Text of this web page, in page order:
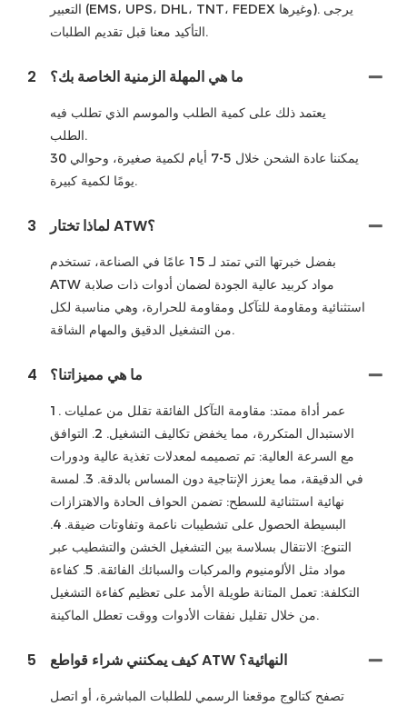
التعبير (EMS، UPS، DHL، TNT، FEDEX وغيرها). يرجى
التأكيد معنا قبل تقديم الطلبات.
2 ما هي المهلة الزمنية الخاصة بك؟
يعتمد ذلك على كمية الطلب والموسم الذي تطلب فيه
الطلب.
يمكننا عادة الشحن خلال 5-7 أيام لكمية صغيرة، وحوالي 30
يومًا لكمية كبيرة.
3 لماذا تختار ATW؟
بفضل خبرتها التي تمتد لـ 15 عامًا في الصناعة، تستخدم
ATW مواد كربيد عالية الجودة لضمان أدوات ذات صلابة
استثنائية ومقاومة للتآكل ومقاومة للحرارة، وهي مناسبة لكل
من التشغيل الدقيق والمهام الشاقة.
4 ما هي مميزاتنا؟
1. عمر أداة ممتد: مقاومة التآكل الفائقة تقلل من عمليات
الاستبدال المتكررة، مما يخفض تكاليف التشغيل. 2. التوافق
مع السرعة العالية: تم تصميمه لمعدلات تغذية عالية ودورات
في الدقيقة، مما يعزز الإنتاجية دون المساس بالدقة. 3. لمسة
نهائية استثنائية للسطح: تضمن الحواف الحادة والاهتزازات
البسيطة الحصول على تشطيبات ناعمة وتفاوتات ضيقة. 4.
التنوع: الانتقال بسلاسة بين التشغيل الخشن والتشطيب عبر
مواد مثل الألومنيوم والمركبات والسبائك الفائقة. 5. كفاءة
التكلفة: تعمل المتانة طويلة الأمد على تعظيم كفاءة التشغيل
من خلال تقليل نفقات الأدوات ووقت تعطل الماكينة.
5 كيف يمكنني شراء قواطع ATW النهائية؟
تصفح كتالوج موقعنا الرسمي للطلبات المباشرة، أو اتصل